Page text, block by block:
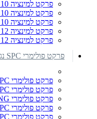
פרקט למינציה 10 מ"מ אימפרסיב פלוס
פרקט למינציה 10 מ"מ מג'סטיק קראון
פרקט למינציה 10 מ"מ שארק אושן 10
פרקט למינציה 12 מ"מ שארק אושן 12
פרקט למינציה 12 מ"מ סילבר ווילואו
פרקט פולימרי SPC נגד מים
פרקט פולימרי REPUBLIC SPC נגד מים
פרקט פולימרי OCEAN SPC פנטום נגד מים
פרקט פולימרי SPC FLOORING נגד מים
פרקט פולימרי TERRA SPC טרה נגד מים
פרקט פולימרי Jupiter SPC נגד מים